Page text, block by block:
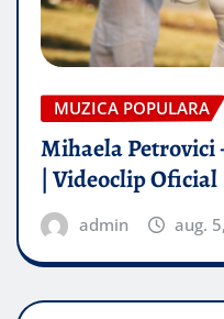
MUZICA POPULARA
Mihaela Petrovici
| Videoclip Oficial
admin aug.